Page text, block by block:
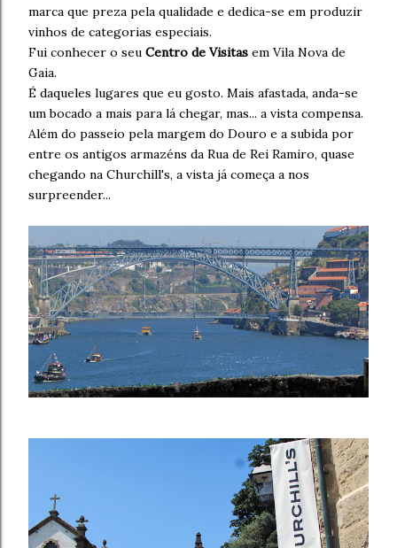
marca que preza pela qualidade e dedica-se em produzir
vinhos de categorias especiais.
Fui conhecer o seu Centro de Visitas em Vila Nova de
Gaia.
É daqueles lugares que eu gosto. Mais afastada, anda-se
um bocado a mais para lá chegar, mas... a vista compensa.
Além do passeio pela margem do Douro e a subida por
entre os antigos armazéns da Rua de Rei Ramiro, quase
chegando na Churchill's, a vista já começa a nos
surpreender...